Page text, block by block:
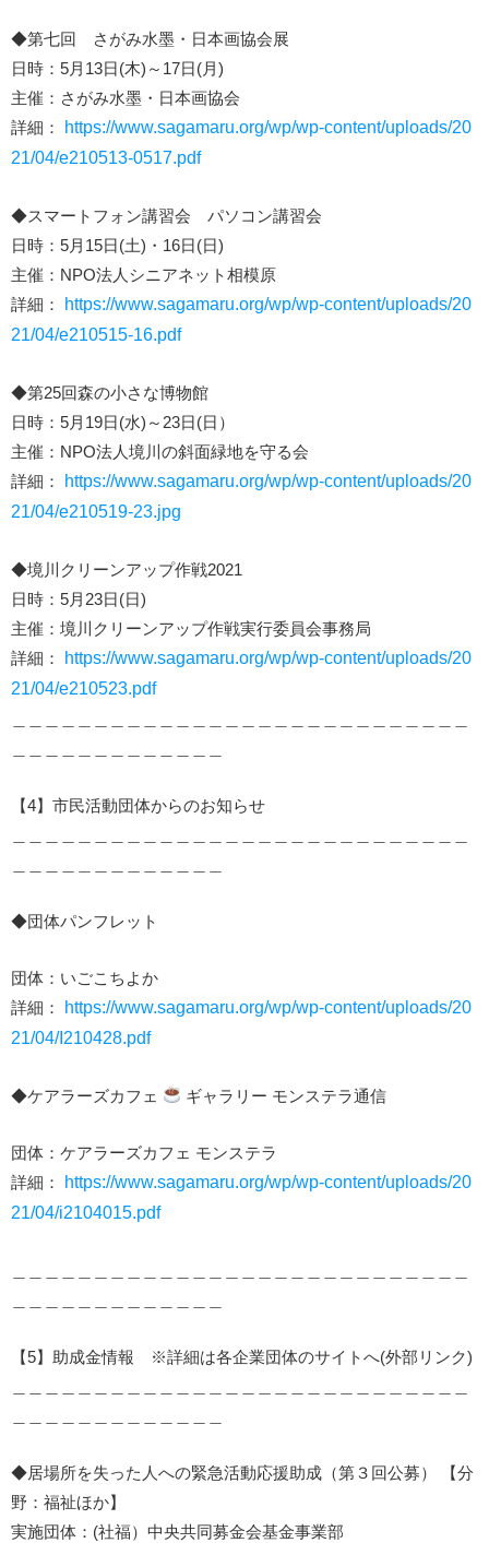
◆第七回 さがみ水墨・日本画協会展
日時：5月13日(木)～17日(月)
主催：さがみ水墨・日本画協会
詳細：
https://www.sagamaru.org/wp/wp-content/uploads/20
21/04/e210513-0517.pdf
◆スマートフォン講習会 パソコン講習会
日時：5月15日(土)・16日(日)
主催：NPO法人シニアネット相模原
詳細：
https://www.sagamaru.org/wp/wp-content/uploads/20
21/04/e210515-16.pdf
◆第25回森の小さな博物館
日時：5月19日(水)～23日(日）
主催：NPO法人境川の斜面緑地を守る会
詳細：
https://www.sagamaru.org/wp/wp-content/uploads/20
21/04/e210519-23.jpg
◆境川クリーンアップ作戦2021
日時：5月23日(日)
主催：境川クリーンアップ作戦実行委員会事務局
詳細：
https://www.sagamaru.org/wp/wp-content/uploads/20
21/04/e210523.pdf
【4】市民活動団体からのお知らせ
◆団体パンフレット
団体：いごこちよか
詳細：
https://www.sagamaru.org/wp/wp-content/uploads/20
21/04/I210428.pdf
◆ケアラーズカフェ ギャラリー モンステラ通信
団体：ケアラーズカフェ モンステラ
詳細：
https://www.sagamaru.org/wp/wp-content/uploads/20
21/04/i2104015.pdf
【5】助成金情報 ※詳細は各企業団体のサイトへ(外部リンク)
◆居場所を失った人への緊急活動応援助成（第３回公募） 【分
野：福祉ほか】
実施団体：(社福）中央共同募金会基金事業部